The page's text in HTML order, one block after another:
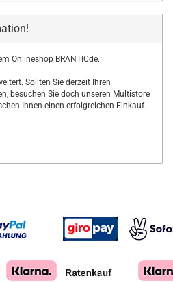
Onlineshop BRANTICde.
Sollten Sie derzeit Ihren
besuchen Sie doch unseren Multistore
Ihnen einen erfolgreichen Einkauf.